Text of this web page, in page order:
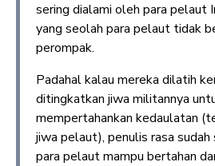
sering dialami oleh para pelaut
yang seolah para pelaut tidak
perompak.
Padahal kalau mereka dilatih
ditingkatkan jiwa militannya
mempertahankan kedaulatan
jiwa pelaut), penulis rasa sudah
para pelaut mampu bertahan